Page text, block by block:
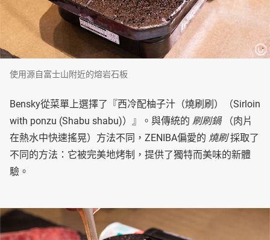
使用源自富士山附近的熔岩石板
Bensky從菜單上選擇了『西冷配柚子汁（燒刷刷）（Sirloin
with ponzu (Shabu shabu)）』。與傳統的 刷刷鍋（肉片
在熱水中快速搖晃）方法不同，ZENIBA偏愛的 燒刷採取了
不同的方法：它被完美地烤制，提供了獨特而美味的新體
驗。